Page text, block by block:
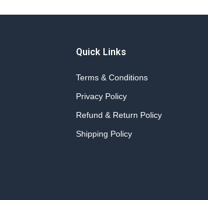
Quick Links
Terms & Conditions
Privacy Policy
Refund & Return Policy
Shipping Policy